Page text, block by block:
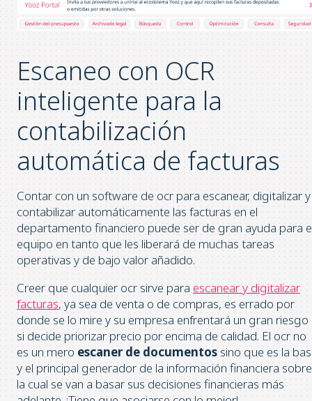
Escaneo con OCR
inteligente para la
contabilización
automática de facturas
Contar con un software de ocr para escanear, digitalizar y
contabilizar automáticamente las facturas en el
departamento financiero puede ser de gran ayuda para
equipo en tanto que les liberará de muchas tareas
operativas y de bajo valor añadido.
Creer que cualquier ocr sirve para escanear y digitalizar
facturas, ya sea de venta o de compras, es errado por
donde se lo mire y su empresa enfrentará un gran riesgo
si decide priorizar precio por encima de calidad. El ocr no
es un mero escaner de documentos sino que es la
y el principal generador de la información financiera sobre
la cual se van a basar sus decisiones financieras más